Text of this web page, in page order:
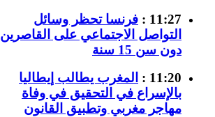
11:27 :
فرنسا تحظر وسائل
التواصل الاجتماعي على القاصرين
دون سن 15 سنة
11:20 :
المغرب يطالب إيطاليا
بالإسراع في التحقيق في وفاة
مهاجر مغربي وتطبيق القانون